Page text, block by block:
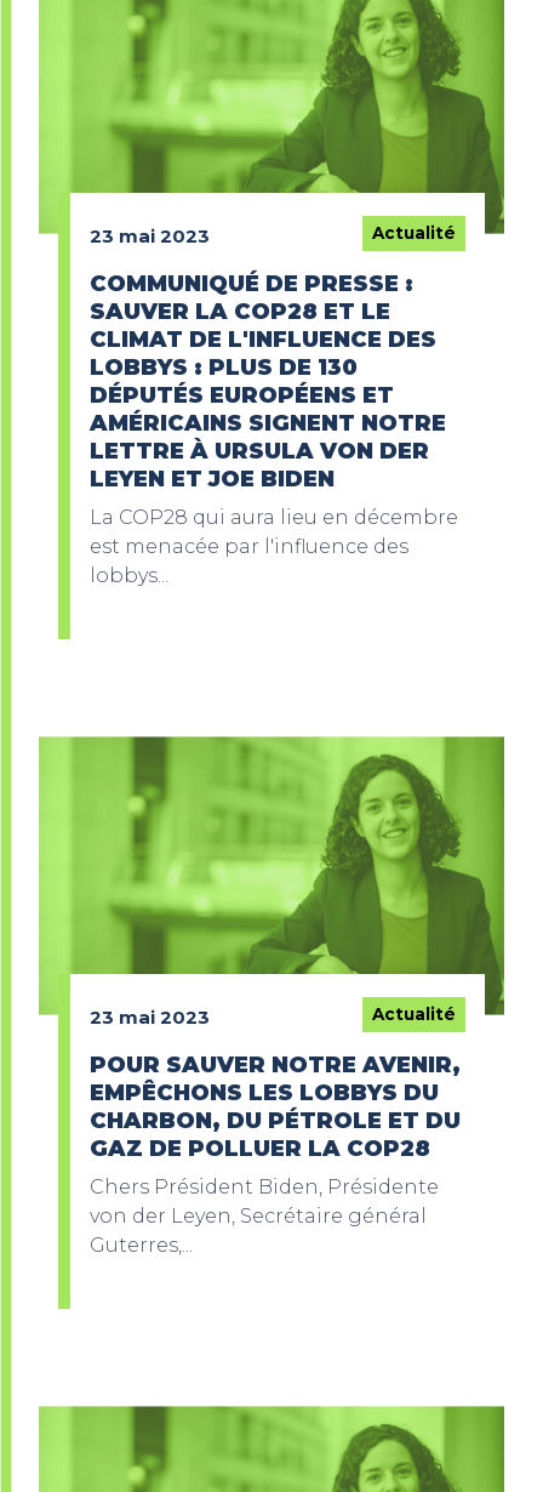
23 mai 2023 Actualité
COMMUNIQUÉ DE PRESSE :
SAUVER LA COP28 ET LE
CLIMAT DE L'INFLUENCE DES
LOBBYS : PLUS DE 130
DÉPUTÉS EUROPÉENS ET
AMÉRICAINS SIGNENT NOTRE
LETTRE À URSULA VON DER
LEYEN ET JOE BIDEN
La COP28 qui aura lieu en décembre
est menacée par l'influence des
lobbys...
23 mai 2023 Actualité
POUR SAUVER NOTRE AVENIR,
EMPÊCHONS LES LOBBYS DU
CHARBON, DU PÉTROLE ET DU
GAZ DE POLLUER LA COP28
Chers Président Biden, Présidente
von der Leyen, Secrétaire général
Guterres,...